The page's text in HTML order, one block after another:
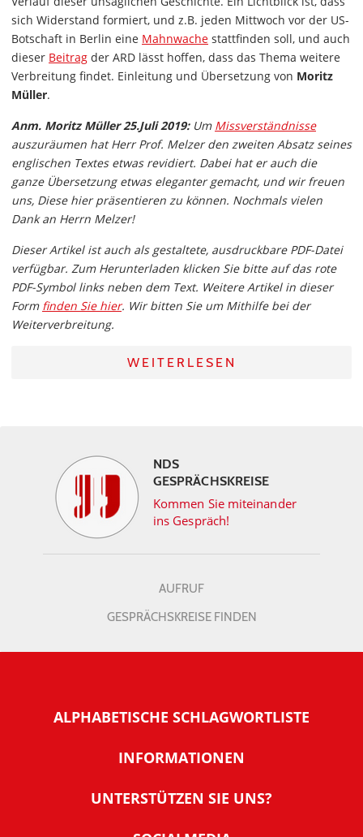
sich Widerstand formiert, und z.B. jeden Mittwoch vor der US-
Botschaft in Berlin eine Mahnwache stattfinden soll, und auch
dieser Beitrag der ARD lässt hoffen, dass das Thema weitere
Verbreitung findet. Einleitung und Übersetzung von Moritz
Müller.
Anm. Moritz Müller 25.Juli 2019:Um Missverständnisse
auszuräumen hat Herr Prof. Melzer den zweiten Absatz seines
englischen Textes etwas revidiert. Dabei hat er auch die
ganze Übersetzung etwas eleganter gemacht, und wir freuen
uns, Diese hier präsentieren zu können. Nochmals vielen
Dank an Herrn Melzer!
Dieser Artikel ist auch als gestaltete, ausdruckbare PDF-Datei
verfügbar. Zum Herunterladen klicken Sie bitte auf das rote
PDF-Symbol links neben dem Text. Weitere Artikel in dieser
Form finden Sie hier. Wir bitten Sie um Mithilfe bei der
Weiterverbreitung.
WEITERLESEN
NDS
GESPRÄCHSKREISE
Kommen Sie miteinander
ins Gespräch!
AUFRUF
GESPRÄCHSKREISE FINDEN
ALPHABETISCHE SCHLAGWORTLISTE
INFORMATIONEN
Warum NachDenkSeiten
UNTERSTÜTZEN SIE UNS?